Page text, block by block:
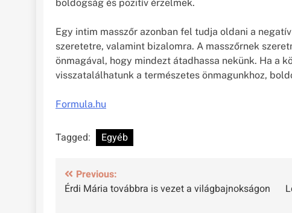
boldogság és pozitív érzelmek.
Egy intim masszőr azonban fel tudja oldani a
szeretetre, valamint bizalomra. A masszőrnek
önmagával, hogy mindezt átadhassa nekünk. Ha a
visszatalálhatunk a természetes önmagunkhoz,
Formula.hu
Tagged: Egyéb
Bejegyzés
navigáció
Previous:
Érdi Mária továbbra is vezet a világbajnokságon